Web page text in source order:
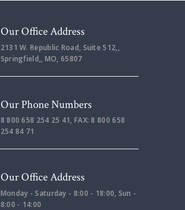
Our Office Address
2131 W. Republic Road, Suite 512,,
Springfield,, MO, 65807
Our Phone Numbers
8 800 658 254 25 41, FAX: 8 800 658
254 84 71
Our Office Address
Monday - Saturday - 8:00 - 18:00, Sun -
8:00 - 14:00